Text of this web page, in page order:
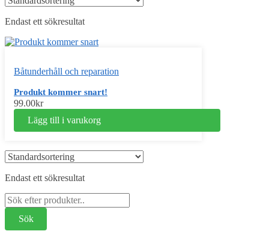
Endast ett sökresultat
Båtunderhåll och reparation
Produkt kommer snart!
99.00kr
Lägg till i varukorg
Endast ett sökresultat
Sök
efter: